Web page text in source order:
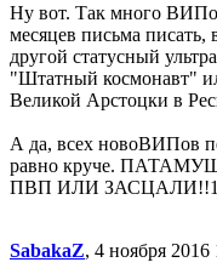
Ну вот. Так много
месяцев письма писать,
другой статусный
"Штатный космонавт"
Великой Арстоцки в
А да, всех новоВИПов
равно круче.
ПВП ИЛИ
SabakaZ, 4 ноября 2016